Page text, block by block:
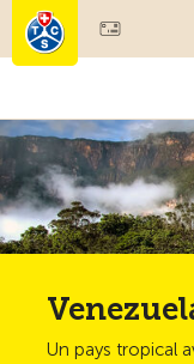
Membres &
Tests, sécurité &
Un pays tropical